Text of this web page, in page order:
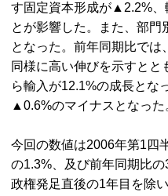
す固定資本形成が▲2.2%
とが影響した。また、部
となった。前年同期比では
同様に高い伸びを示すと
ら輸入が12.1%の成長とな
▲0.6%のマイナスとなった
今回の数値は2006年第1四
の1.3%、及び前年同期比
政権発足直後の1年目を除